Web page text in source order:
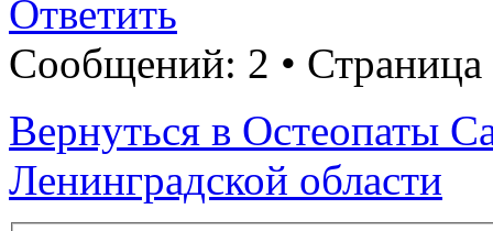
Ответить
Сообщений: 2 • Страница
Вернуться в Остеопаты
Ленинградской области